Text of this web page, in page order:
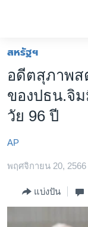
ต่อ
ข้าม
ไป
เนื้อหา
หลัก
ไป
หลัก
โลก
เอเชีย
ไทย
ธุรกิจ
วิทยาศาสตร์
สหรัฐฯ
อดีตสุภาพส
ของปธน.จิม
วัย 96 ปี
AP
พฤศจิกายน 20, 2566
แบ่งปัน